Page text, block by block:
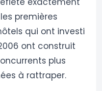
premières
qui ont investi
ont construit
plus
à rattraper.